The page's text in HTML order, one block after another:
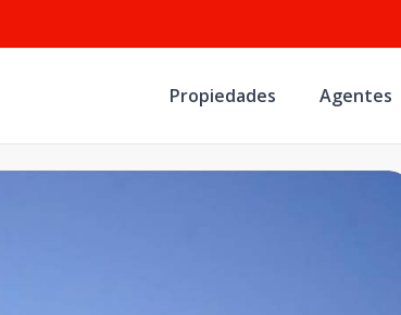
Propiedades Agentes